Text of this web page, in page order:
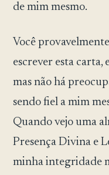
de mim mesmo.
Você
escrever esta carta,
mas não há
sendo fiel a mim
Quando vejo uma
Presença Divina e
minha integridade